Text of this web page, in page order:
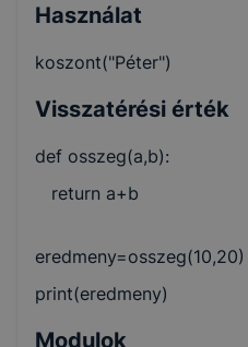
Használat
koszont("Péter")
Visszatérési érték
def osszeg(a,b):
return a+b
eredmeny=osszeg(10,20)
print(eredmeny)
Modulok